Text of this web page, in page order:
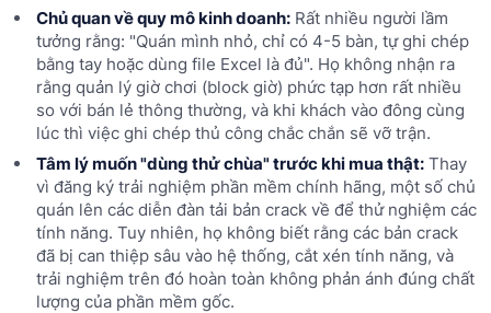
Chủ quan về quy mô kinh doanh:Rất nhiều người lầm
tưởng rằng: "Quán mình nhỏ, chỉ có 4-5 bàn, tự ghi chép
bằng tay hoặc dùng file Excel là đủ". Họ không nhận ra
rằng quản lý giờ chơi (block giờ) phức tạp hơn rất nhiều
so với bán lẻ thông thường, và khi khách vào đông cùng
lúc thì việc ghi chép thủ công chắc chắn sẽ vỡ trận.
Tâm lý muốn "dùng thử chùa" trước khi mua thật:Thay
vì đăng ký trải nghiệm phần mềm chính hãng, một số chủ
quán lên các diễn đàn tải bản crack về để thử nghiệm các
tính năng. Tuy nhiên, họ không biết rằng các bản crack
đã bị can thiệp sâu vào hệ thống, cắt xén tính năng, và
trải nghiệm trên đó hoàn toàn không phản ánh đúng chất
lượng của phần mềm gốc.